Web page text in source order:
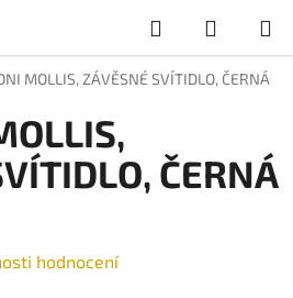
Hledat
KOŠÍK
MOLLIS, ZÁVĚSNÉ SVÍTIDLO, ČERNÁ
ČERNÁ
hodnocení